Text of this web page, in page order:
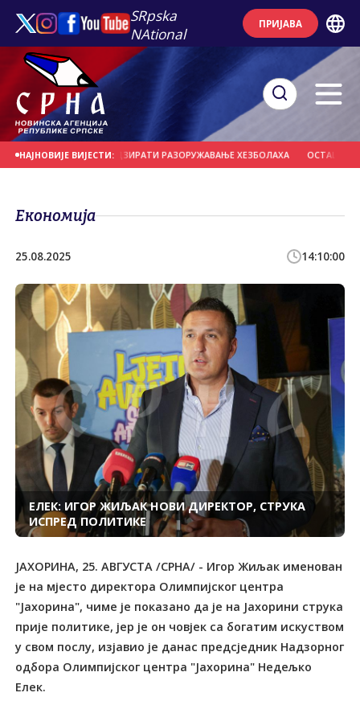
SRpska
NAtional
ПРИЈАВА
НАЈНОВИЈЕ ВИЈЕСТИ:
БИ МОГЛЕ НАДЗИРАТИ РАЗОРУЖАВАЊЕ ХЕЗБОЛАХА ОСТАЦИ
Економија
25.08.2025 14:10:00
ЕЛЕК: ИГОР ЖИЉАК НОВИ ДИРЕКТОР, СТРУКА
ИСПРЕД ПОЛИТИКЕ
ЈАХОРИНА, 25. АВГУСТА /СРНА/ - Игор Жиљак именован
је на мјесто директора Олимпијског центра
"Јахорина", чиме је показано да је на Јахорини струка
прије политике, јер је он човјек са богатим искуством
у свом послу, изјавио је данас предсједник Надзорног
одбора Олимпијског центра "Јахорина" Недељко
Елек.